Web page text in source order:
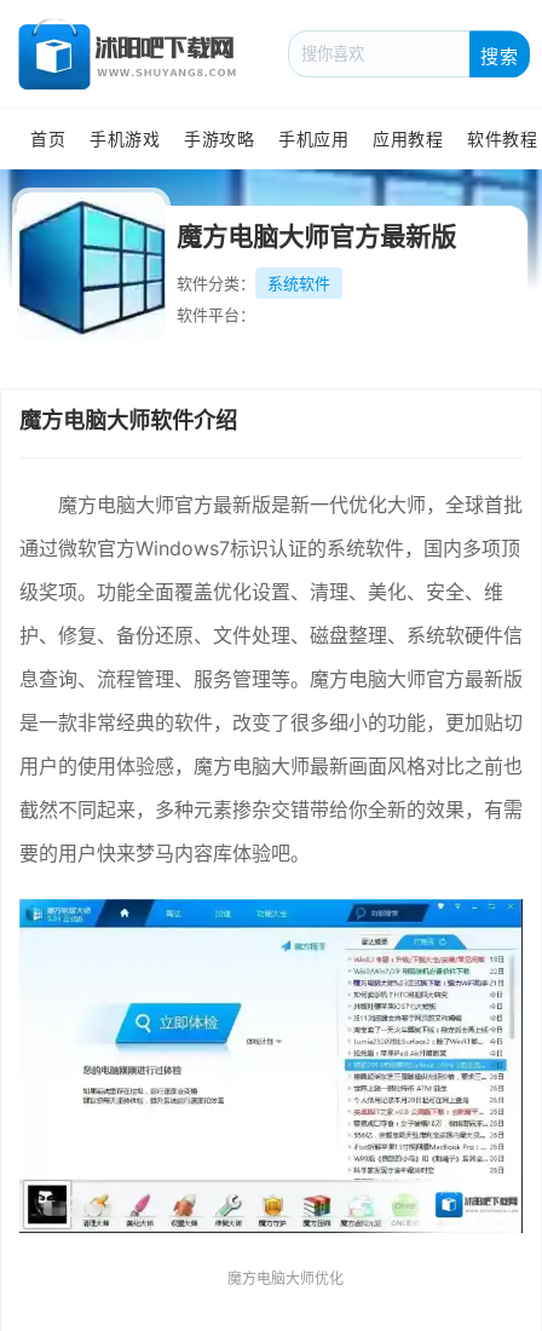
搜索
首页 手机游戏 手游攻略 手机应用 应用教程 软件教程
魔方电脑大师官方最新版
软件分类：
系统软件
软件平台：
魔方电脑大师软件介绍
魔方电脑大师官方最新版是新一代优化大师，全球首批
通过微软官方Windows7标识认证的系统软件，国内多项顶
级奖项。功能全面覆盖优化设置、清理、美化、安全、维
护、修复、备份还原、文件处理、磁盘整理、系统软硬件信
息查询、流程管理、服务管理等。魔方电脑大师官方最新版
是一款非常经典的软件，改变了很多细小的功能，更加贴切
用户的使用体验感，魔方电脑大师最新画面风格对比之前也
截然不同起来，多种元素掺杂交错带给你全新的效果，有需
要的用户快来梦马内容库体验吧。
魔方电脑大师优化